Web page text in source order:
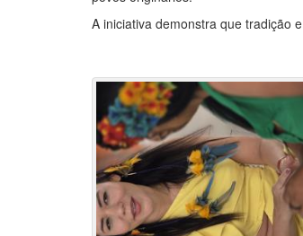
A iniciativa demonstra que tradição